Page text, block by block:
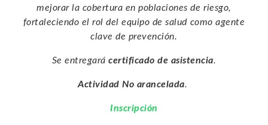
mejorar la cobertura en poblaciones de riesgo,
fortaleciendo el rol del equipo de salud como agente
clave de prevención.
Se entregarácertificado de asistencia.
Actividad No arancelada.
Inscripción